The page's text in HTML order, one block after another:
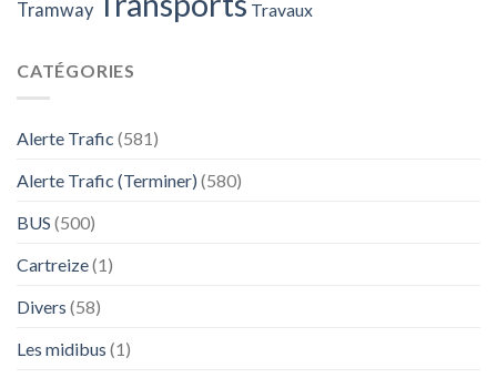
Tramway Travaux
CATÉGORIES
Alerte Trafic (581)
Alerte Trafic (Terminer) (580)
BUS (500)
Cartreize(1)
Divers (58)
Les midibus (1)